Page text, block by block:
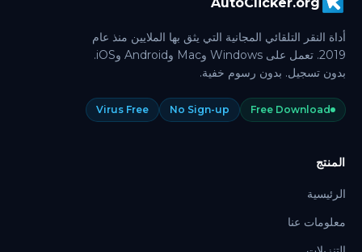
أداة النقر التلقائي المجانية التي يثق بها الملايين منذ عام
2019. تعمل على Windows وMac وAndroid وiOS.
بدون تسجيل. بدون رسوم خفية.
Free Download
No Sign-up
Virus Free
المنتج
الرئيسية
معلومات عنا